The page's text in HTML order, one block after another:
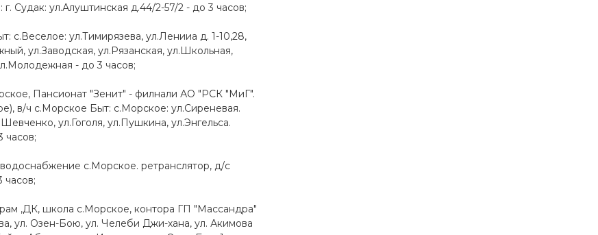
Судак: ул.Алуштинская д.44/2-57/2 - до 3 часов;
с.Веселое: ул.Тимирязева, ул.Ленииа д. 1-10,28,
ул.Заводская, ул.Рязанская, ул.Школьная,
- до 3 часов;
Пансионат "Зенит" - филнали АО "РСК "МиГ".
в/ч с.Морское Быт: с.Морское: ул.Сиреневая.
ул.Гоголя, ул.Пушкина, ул.Энгельса.
часов;
с.Морское. ретранслятор, д/с
,ДК, школа с.Морское, контора ГП "Массандра"
ул. Озен-Бою, ул. Челеби Джи-хана, ул. Акимова